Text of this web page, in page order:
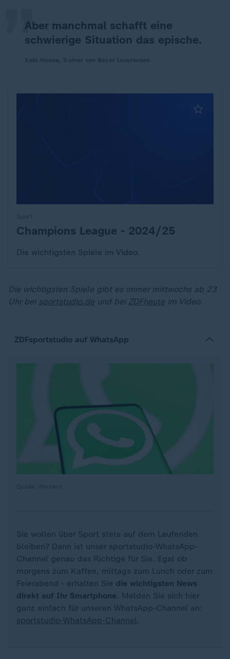
Aber manchmal schafft eine
schwierige Situation das epische.
:Champions League - 2024/25
Die wichtigsten Spiele im Video.
Die wichtigsten Spiele gibt es immer mittwochs ab 23
Uhr bei sportstudio.de und bei ZDFheute im Video.
ZDFsportstudio auf WhatsApp
Sie wollen über Sport stets auf dem Laufenden
bleiben? Dann ist unser sportstudio-WhatsApp-
Channel genau das Richtige für Sie. Egal ob
morgens zum Kaffee, mittags zum Lunch oder zum
Feierabend - erhalten Sie die wichtigsten News
direkt auf Ihr Smartphone. Melden Sie sich hier
ganz einfach für unseren WhatsApp-Channel an:
sportstudio-WhatsApp-Channel.